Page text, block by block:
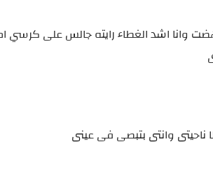
وانا اشد الغطاء رايته جالس على كرسي
ناحيتى وانتى بتبصى فى عينى